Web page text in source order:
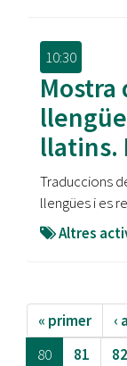
10:30
Mostra
llatins.
Traduccions
llengües i es
Altres
« primer ‹
80
81 82